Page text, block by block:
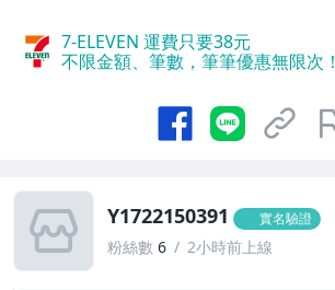
7-ELEVEN 運費只要38元
不限金額、筆數，筆筆優惠無限次！
Y1722150391 實名驗證
粉絲數 6 2小時前上線